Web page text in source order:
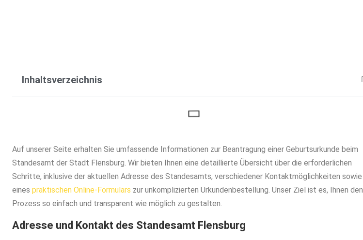
Inhaltsverzeichnis
Auf unserer Seite erhalten Sie umfassende Informationen zur Beantragung einer Geburtsurkunde beim
Standesamt der Stadt Flensburg. Wir bieten Ihnen eine detaillierte Übersicht über die erforderlichen
Schritte, inklusive der aktuellen Adresse des Standesamts, verschiedener Kontaktmöglichkeiten sowie
eines praktischen Online-Formulars zur unkomplizierten Urkundenbestellung. Unser Ziel ist es, Ihnen den
Prozess so einfach und transparent wie möglich zu gestalten.
Adresse und Kontakt des Standesamt Flensburg